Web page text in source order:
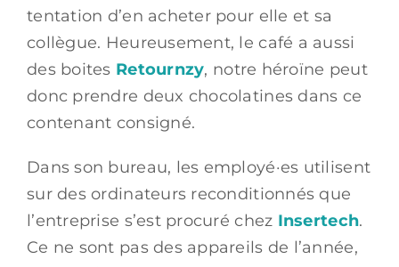
tentation d’en acheter pour elle et sa
collègue. Heureusement, le café a aussi
des boites Retournzy, notre héroïne peut
donc prendre deux chocolatines dans ce
contenant consigné.
Dans son bureau, les employé·es utilisent
sur des ordinateurs reconditionnés que
l’entreprise s’est procuré chez Insertech.
Ce ne sont pas des appareils de l’année,